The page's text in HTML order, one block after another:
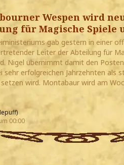
Wespen wird
für Magische Spiele
gab gestern in einer
Leiter der Abteilung für
Nigel übernimmt damit den
sehr erfolgreichen Jahrzehnten als
wird. Montabaur wird am
00:00